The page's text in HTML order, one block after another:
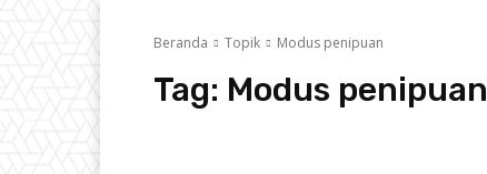
Beranda Topik Modus penipuan
Tag: Modus penipuan